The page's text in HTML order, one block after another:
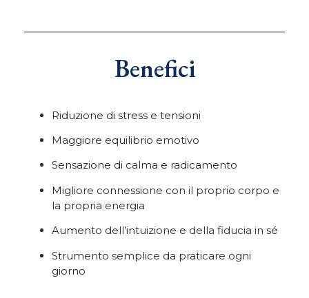
Benefici
Riduzione di stress e tensioni
Maggiore equilibrio emotivo
Sensazione di calma e radicamento
Migliore connessione con il proprio corpo e
la propria energia
Aumento dell’intuizione e della fiducia in sé
Strumento semplice da praticare ogni
giorno